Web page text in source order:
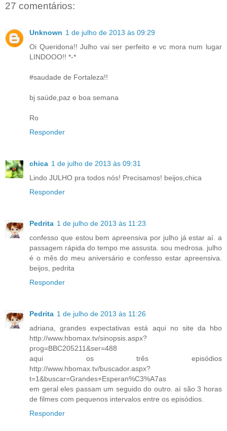
27 comentários:
Unknown 1 de julho de 2013 às 09:29
Oi Queridona!! Julho vai ser perfeito e vc mora num lugar
LINDOOO!! *-*
#saudade de Fortaleza!!
bj saúde,paz e boa semana
Ro
Responder
chica 1 de julho de 2013 às 09:31
Lindo JULHO pra todos nós! Precisamos! beijos,chica
Responder
Pedrita 1 de julho de 2013 às 11:23
confesso que estou bem apreensiva por julho já estar aí. a
passagem rápida do tempo me assusta. sou medrosa. julho
é o mês do meu aniversário e confesso estar apreensiva.
beijos, pedrita
Responder
Pedrita 1 de julho de 2013 às 11:26
adriana, grandes expectativas está aqui no site da hbo
http://www.hbomax.tv/sinopsis.aspx?
prog=BBC205211&ser=488
aqui os três episódios
http://www.hbomax.tv/buscador.aspx?
t=1&buscar=Grandes+Esperan%C3%A7as
em geral eles passam um seguido do outro. aí são 3 horas
de filmes com pequenos intervalos entre os episódios.
Responder